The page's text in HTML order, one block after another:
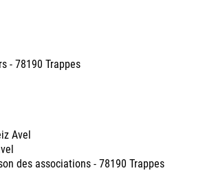
- 78190 Trappes
Avel
des associations - 78190 Trappes